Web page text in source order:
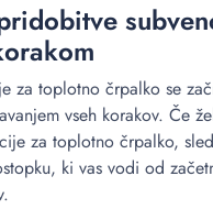
za toplotno črpalko se
vseh korakov. Če
za toplotno črpalko,
ki vas vodi od